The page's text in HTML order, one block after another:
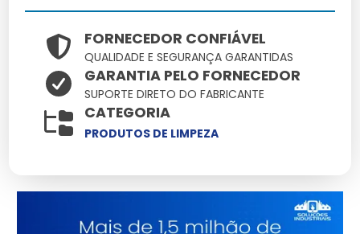
O melhor desengordurante para cozinha industrial
possui uma fórmula balanceada com agentes
tensoativos que garantem alta eficácia na remoção
de gordura. Ingredientes seguros e biodegradáveis são
essenciais para a proteção do meio ambiente.
Benefícios e Vantagens
proporciona limpeza profunda, é fácil de enxaguar e
não danifica superfícies. Além disso, sua aplicação
rápida economiza tempo e esforço, aumentando a
produtividade da cozinha.
FORNECEDOR CONFIÁVEL
QUALIDADE E SEGURANÇA GARANTIDAS
GARANTIA PELO FORNECEDOR
SUPORTE DIRETO DO FABRICANTE
CATEGORIA
PRODUTOS DE LIMPEZA